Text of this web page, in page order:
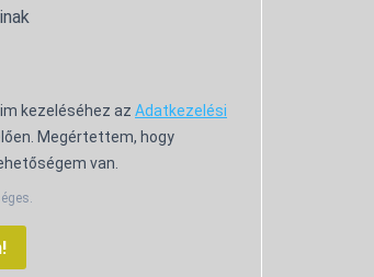
kezeléséhez az Adatkezelési
Megértettem, hogy
van.